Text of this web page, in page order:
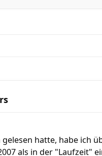
hatte, habe ich
als in der "Laufzeit"